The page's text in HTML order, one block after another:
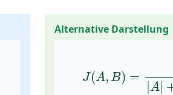
Alternative Darstellung
J(A, B) =
|A|